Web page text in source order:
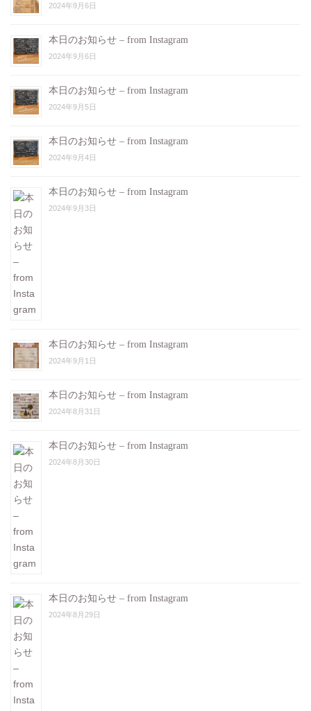
2024年9月6日
本日のお知らせ – from Instagram
2024年9月6日
本日のお知らせ – from Instagram
2024年9月5日
本日のお知らせ – from Instagram
2024年9月4日
本日のお知らせ – from Instagram
2024年9月3日
本日のお知らせ – from Instagram
2024年9月1日
本日のお知らせ – from Instagram
2024年8月31日
本日のお知らせ – from Instagram
2024年8月30日
本日のお知らせ – from Instagram
2024年8月29日